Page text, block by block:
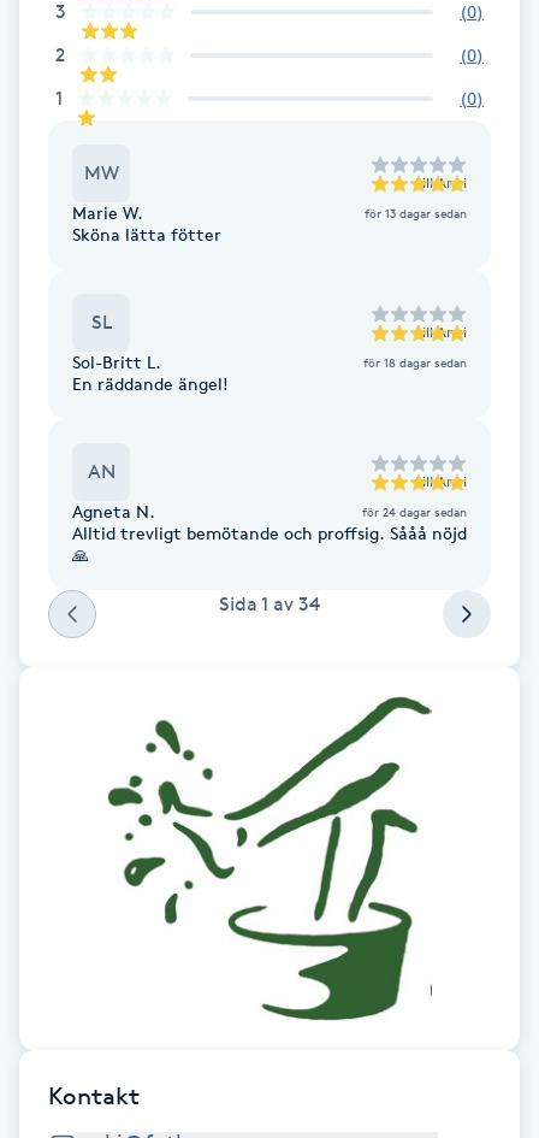
Cryoterapi
Dermapen
Enzympeeling
Extensions borttagning
Eyeliner-tatuering
Faceliftmassage
Fet hårbotten
Fettreducering
Fotmassage
3 (0)
2 (0)
1 (0)
MW till Anki
Marie W. för 13 dagar sedan
Sköna lätta fötter
SL till Anki
Sol-Britt L. för 18 dagar sedan
En räddande ängel!
AN till Anki
Agneta N. för 24 dagar sedan
Alltid trevligt bemötande och proffsig. Sååå nöjd
🙏
Sida 1 av 34
Kontakt